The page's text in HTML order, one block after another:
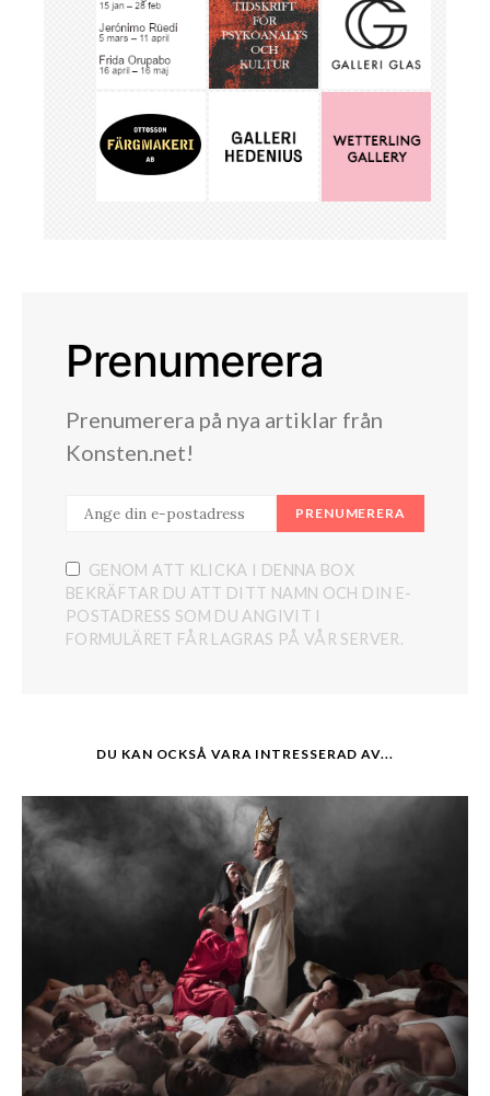
Prenumerera
Prenumerera på nya artiklar från
Konsten.net!
PRENUMERERA
GENOM ATT KLICKA I DENNA BOX
BEKRÄFTAR DU ATT DITT NAMN OCH DIN E-
POSTADRESS SOM DU ANGIVIT I
FORMULÄRET FÅR LAGRAS PÅ VÅR SERVER.
DU KAN OCKSÅ VARA INTRESSERAD AV...